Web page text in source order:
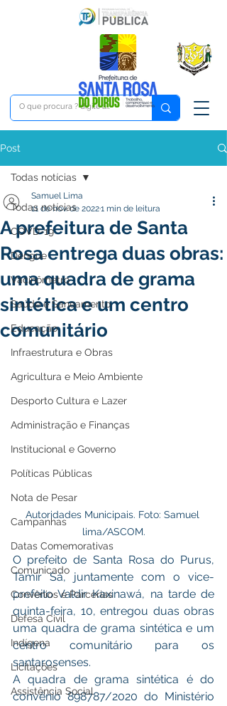
Post
Todas notícias
COVD-19
Dengue
Vacinômetro
Saúde e Saneamento
Educação
Infraestrutura e Obras
Agricultura e Meio Ambiente
Desporto Cultura e Lazer
Administração e Finanças
Institucional e Governo
Políticas Públicas
Nota de Pesar
Campanhas
Datas Comemorativas
Comunicado
Convênios e Parcerias
Defesa Civil
Indígena
Licitações
Assistência Social
Todas notícias
A prefeitura de Santa
Rosa entrega duas obras:
uma quadra de grama
sintética e um centro
comunitário
Samuel Lima
11 de nov. de 20221 min de leitura
Autoridades Municipais. Foto: Samuel
lima/ASCOM.
O prefeito de Santa Rosa do Purus,
Tamir Sá, juntamente com o vice-
prefeito Valdir Kaxinawá, na tarde de
quinta-feira, 10, entregou duas obras
uma quadra de grama sintética e um
centro comunitário para os
santarosenses.
A quadra de grama sintética é do
convênio 898787/2020 do Ministério